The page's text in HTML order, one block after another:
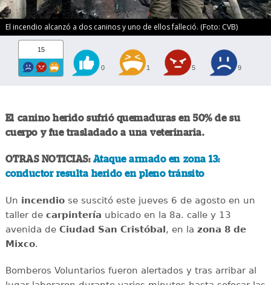
El incendio alcanzó a dos caninos y uno de ellos falleció. (Foto: CVB)
15
0 1 5 9
El canino herido sufrió quemaduras en 50% de su
cuerpo y fue trasladado a una veterinaria.
OTRAS NOTICIAS: Ataque armado en zona 13:
conductor resulta herido en pleno tránsito
Un incendiose suscitó este jueves 6 de agosto en un
taller de carpintería ubicado en la 8a. calle y 13
avenida de Ciudad San Cristóbal, en la zona 8 de
Mixco.
Bomberos Voluntarios fueron alertados y tras arribar al